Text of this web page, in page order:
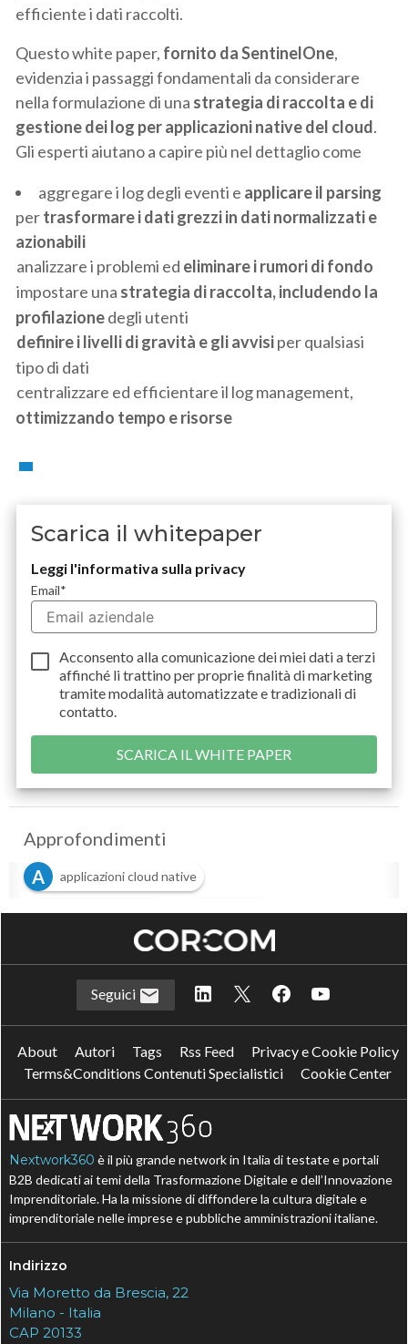
efficiente i dati raccolti.
Questo white paper, fornito da SentinelOne,
evidenzia i passaggi fondamentali da considerare
nella formulazione di una strategia di raccolta e di
gestione dei log per applicazioni native del cloud.
Gli esperti aiutano a capire più nel dettaglio come
aggregare i log degli eventi e applicare il parsing
pertrasformare i dati grezzi in dati normalizzati e
azionabili
analizzare i problemi ed eliminare i rumori di fondo
impostare una strategia di raccolta, includendo la
profilazionedegli utenti
definire i livelli di gravità e gli avvisiper qualsiasi
tipo di dati
centralizzare ed efficientare il log management,
ottimizzando tempo e risorse
Scarica il whitepaper
Leggi l'informativa sulla privacy
Email*
Acconsento alla comunicazione dei miei dati aterzi
affinché li trattino per proprie finalità di marketing
tramite modalità automatizzate e tradizionali di
contatto.
Approfondimenti
A
applicazioni cloud native
L Log Management P parsing
Seguici
About Autori Tags Rss Feed
Privacy e Cookie Policy
Terms&Conditions Contenuti Specialistici
Cookie Center
Nextwork360 è il più grande network in Italia di testate e portali
B2B dedicati ai temi della Trasformazione Digitale e dell’Innovazione
Imprenditoriale. Ha la missione di diffondere la cultura digitale e
imprenditoriale nelle imprese e pubbliche amministrazioni italiane.
Indirizzo
Via Moretto da Brescia, 22
Milano - Italia
CAP 20133